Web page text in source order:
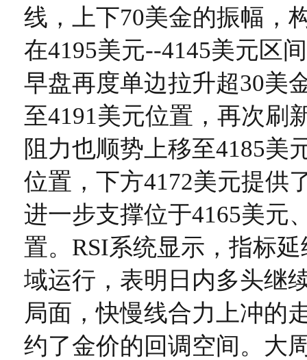
线，上下70美金的振幅，
在4195美元--4145美元区
早盘再度单边拉升超30美
至4191美元位置，再次刷
阻力也顺势上移至4185美
位置，下方4172美元提供
进一步支撑位于4165美元
置。RSI系统显示，指标
域运行，表明日内多头继
局面，快慢线合力上冲的
约了金价的回调空间。大